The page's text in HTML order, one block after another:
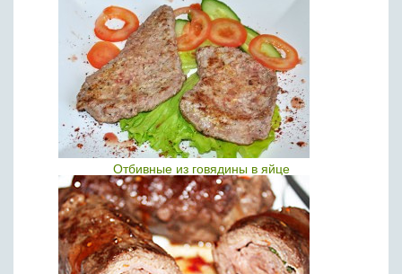
Отбивные из говядины в яйце